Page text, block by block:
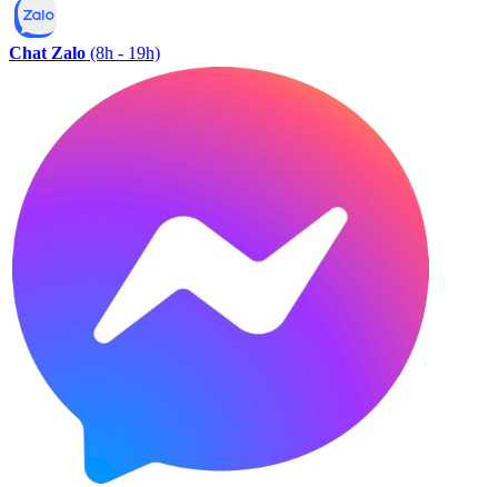
Chat Zalo (8h - 19h)